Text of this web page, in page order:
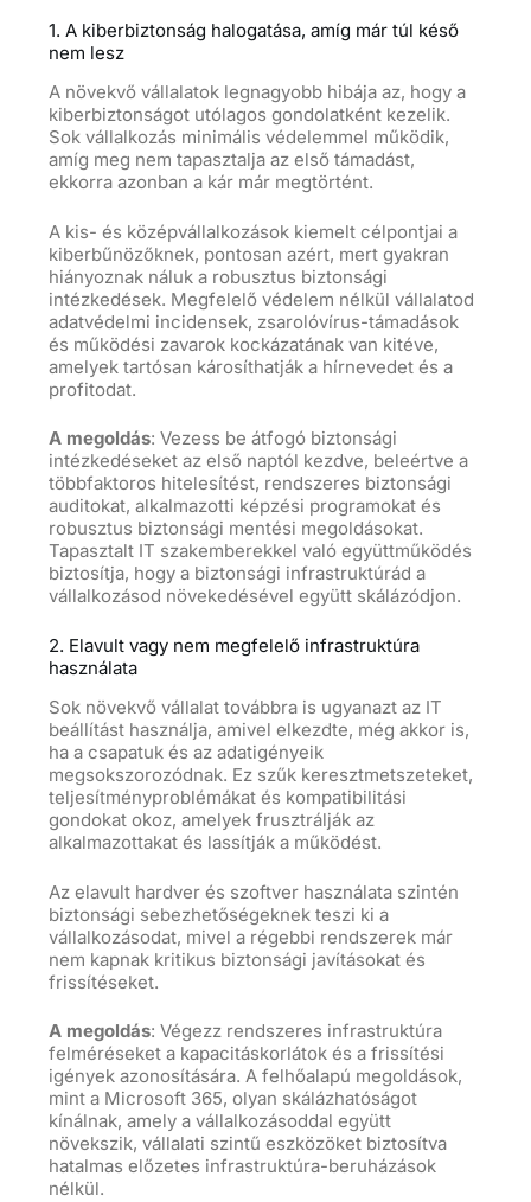
1. A kiberbiztonság halogatása, amíg már túl késő
nem lesz
A növekvő vállalatok legnagyobb hibája az, hogy a
kiberbiztonságot utólagos gondolatként kezelik.
Sok vállalkozás minimális védelemmel működik,
amíg meg nem tapasztalja az első támadást,
ekkorra azonban a kár már megtörtént.
A kis- és középvállalkozások kiemelt célpontjai a
kiberbűnözőknek, pontosan azért, mert gyakran
hiányoznak náluk a robusztus biztonsági
intézkedések. Megfelelő védelem nélkül vállalatod
adatvédelmi incidensek, zsarolóvírus-támadások
és működési zavarok kockázatának van kitéve,
amelyek tartósan károsíthatják a hírnevedet és a
profitodat.
A megoldás: Vezess be átfogó biztonsági
intézkedéseket az első naptól kezdve, beleértve a
többfaktoros hitelesítést, rendszeres biztonsági
auditokat, alkalmazotti képzési programokat és
robusztus biztonsági mentési megoldásokat.
Tapasztalt IT szakemberekkel való együttműködés
biztosítja, hogy a biztonsági infrastruktúrád a
vállalkozásod növekedésével együtt skálázódjon.
2. Elavult vagy nem megfelelő infrastruktúra
használata
Sok növekvő vállalat továbbra is ugyanazt az IT
beállítást használja, amivel elkezdte, még akkor is,
ha a csapatuk és az adatigényeik
megsokszorozódnak. Ez szűk keresztmetszeteket,
teljesítményproblémákat és kompatibilitási
gondokat okoz, amelyek frusztrálják az
alkalmazottakat és lassítják a működést.
Az elavult hardver és szoftver használata szintén
biztonsági sebezhetőségeknek teszi ki a
vállalkozásodat, mivel a régebbi rendszerek már
nem kapnak kritikus biztonsági javításokat és
frissítéseket.
A megoldás: Végezz rendszeres infrastruktúra
felméréseket a kapacitáskorlátok és a frissítési
igények azonosítására. A felhőalapú megoldások,
mint a Microsoft 365, olyan skálázhatóságot
kínálnak, amely a vállalkozásoddal együtt
növekszik, vállalati szintű eszközöket biztosítva
hatalmas előzetes infrastruktúra-beruházások
nélkül.